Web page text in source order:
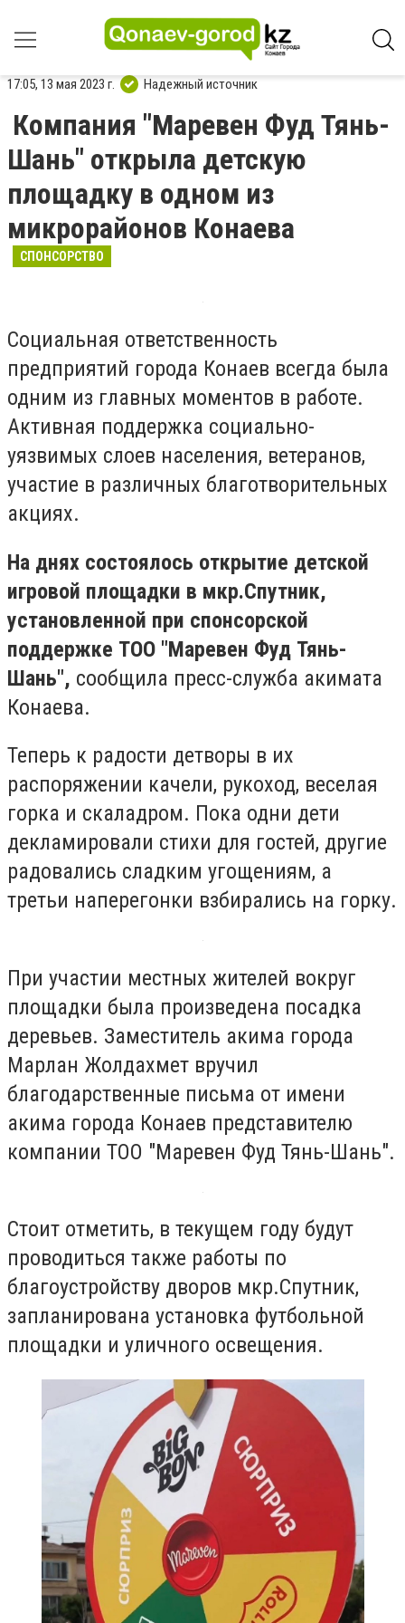
17:05, 13 мая 2023 г. Надежный источник
Компания "Маревен Фуд Тянь-
Шань" открыла детскую
площадку в одном из
микрорайонов Конаева
СПОНСОРСТВО
Социальная ответственность
предприятий города Конаев всегда была
одним из главных моментов в работе.
Активная поддержка социально-
уязвимых слоев населения, ветеранов,
участие в различных благотворительных
акциях.
На днях состоялось открытие детской
игровой площадки в мкр.Спутник,
установленной при спонсорской
поддержке ТОО "Маревен Фуд Тянь-
Шань", сообщила пресс-служба акимата
Конаева.
Теперь к радости детворы в их
распоряжении качели, рукоход, веселая
горка и скаладром. Пока одни дети
декламировали стихи для гостей, другие
радовались сладким угощениям, а
третьи наперегонки взбирались на горку.
При участии местных жителей вокруг
площадки была произведена посадка
деревьев. Заместитель акима города
Марлан Жолдахмет вручил
благодарственные письма от имени
акима города Конаев представителю
компании ТОО "Маревен Фуд Тянь-Шань".
Стоит отметить, в текущем году будут
проводиться также работы по
благоустройству дворов мкр.Спутник,
запланирована установка футбольной
площадки и уличного освещения.